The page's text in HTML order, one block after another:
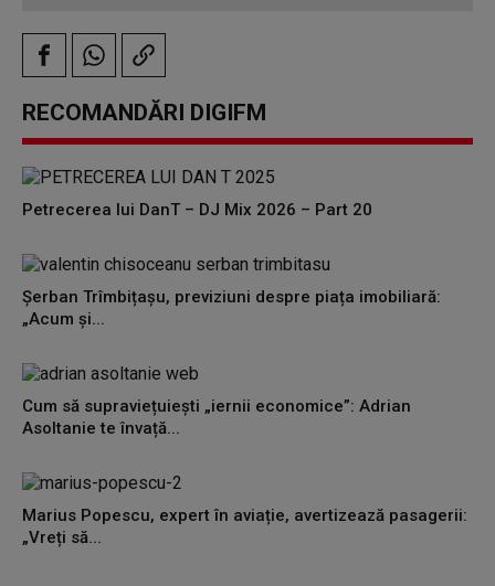
RECOMANDĂRI DIGIFM
Petrecerea lui DanT – DJ Mix 2026 – Part 20
Șerban Trîmbițașu, previziuni despre piața imobiliară:
„Acum și...
Cum să supraviețuiești „iernii economice”: Adrian
Asoltanie te învață...
Marius Popescu, expert în aviație, avertizează pasagerii:
„Vreți să...